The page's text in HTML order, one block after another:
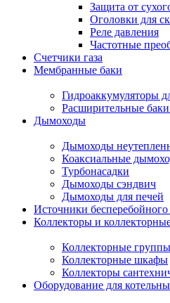
Защита от
Оголовки для
Реле давления
Частотные
Счетчики газа
Мембранные баки
Гидроаккумуляторы
Расширительные
Дымоходы
Дымоходы
Коаксиальные
Турбонасадки
Дымоходы сэндвич
Дымоходы для печей
Источники
Коллекторы и
Коллекторные группы
Коллекторные шкафы
Коллекторы
Оборудование для